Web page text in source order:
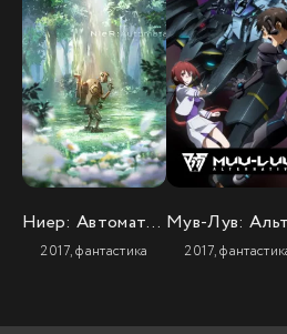
Ниер: Автомата — Версия 1.1а. Часть 2
2017, фантастика 2017,